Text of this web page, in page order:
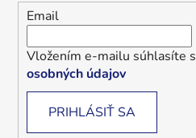
Email
Vložením e-mailu súhlasíte s
osobných údajov
PRIHLÁSIŤ SA